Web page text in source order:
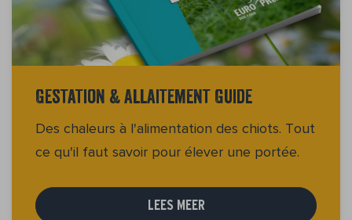
Gestation & Allaitement Guide
Des chaleurs à l'alimentation des chiots. Tout
ce qu'il faut savoir pour élever une portée.
LEES MEER